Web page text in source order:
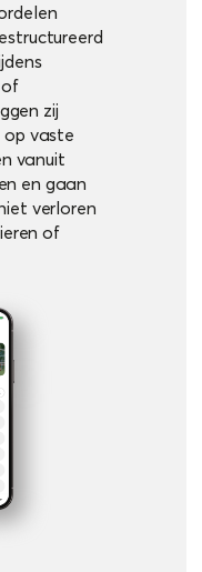
of
zij
op vaste
vanuit
en gaan
verloren
of